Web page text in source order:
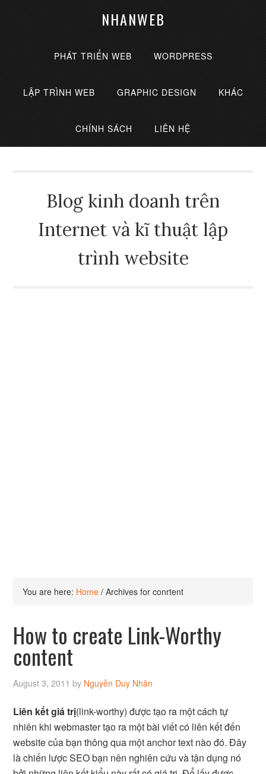
NHANWEB
PHÁT TRIỂN WEB WORDPRESS
LẬP TRÌNH WEB GRAPHIC DESIGN KHÁC
CHÍNH SÁCH LIÊN HỆ
Blog kinh doanh trên
Internet và kĩ thuật lập
trình website
You are here: Home / Archives for conrtent
How to create Link-Worthy
content
August 3, 2011 by Nguyễn Duy Nhân
Liên kết giá trị(link-worthy) được tạo ra một cách tự
nhiên khi webmaster tạo ra một bài viết có liên kết đến
website của bạn thông qua một anchor text nào đó. Đây
là chiến lược SEO bạn nên nghiên cứu và tận dụng nó